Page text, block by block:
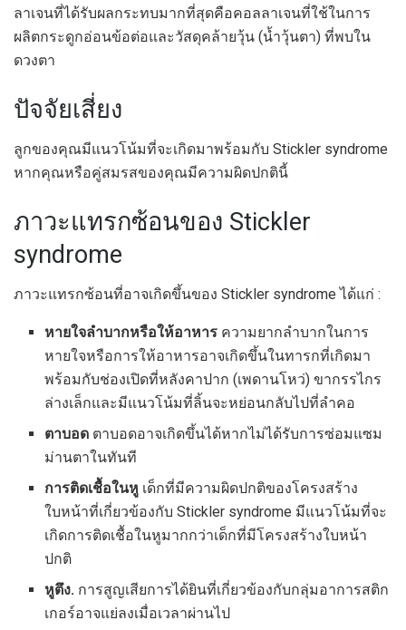
ลาเจนที่ได้รับผลกระทบมากที่สุดคือคอลลาเจนที่ใช้ในการ
ผลิตกระดูกอ่อนข้อต่อและวัสดุคล้ายวุ้น (น้ำวุ้นตา) ที่พบใน
ดวงตา
ปัจจัยเสี่ยง
ลูกของคุณมีแนวโน้มที่จะเกิดมาพร้อมกับ Stickler syndrome
หากคุณหรือคู่สมรสของคุณมีความผิดปกตินี้
ภาวะแทรกซ้อนของ Stickler
syndrome
ภาวะแทรกซ้อนที่อาจเกิดขึ้นของ Stickler syndrome ได้แก่ :
หายใจลำบากหรือให้อาหาร ความยากลำบากในการ
หายใจหรือการให้อาหารอาจเกิดขึ้นในทารกที่เกิดมา
พร้อมกับช่องเปิดที่หลังคาปาก (เพดานโหว่) ขากรรไกร
ล่างเล็กและมีแนวโน้มที่ลิ้นจะหย่อนกลับไปที่ลำคอ
ตาบอด ตาบอดอาจเกิดขึ้นได้หากไม่ได้รับการซ่อมแซม
ม่านตาในทันที
การติดเชื้อในหู เด็กที่มีความผิดปกติของโครงสร้าง
ใบหน้าที่เกี่ยวข้องกับ Stickler syndrome มีแนวโน้มที่จะ
เกิดการติดเชื้อในหูมากกว่าเด็กที่มีโครงสร้างใบหน้า
ปกติ
หูตึง. การสูญเสียการได้ยินที่เกี่ยวข้องกับกลุ่มอาการสติก
เกอร์อาจแย่ลงเมื่อเวลาผ่านไป